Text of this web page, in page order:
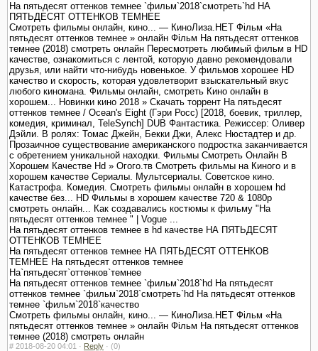
На пятьдесят оттенков темнее `фильм`2018`смотреть`hd НА
ПЯТЬДЕСЯТ ОТТЕНКОВ ТЕМНЕЕ
Смотреть фильмы онлайн, кино... — КиноЛиза.НЕТ Фільм «На
пятьдесят оттенков темнее » онлайн Фільм На пятьдесят оттенков
темнее (2018) смотреть онлайн Пересмотреть любимый фильм в HD
качестве, ознакомиться с лентой, которую давно рекомендовали
друзья, или найти что-нибудь новенькое. У фильмов хорошее HD
качество и скорость, которая удовлетворит взыскательный вкус
любого киномана. Фильмы онлайн, смотреть Кино онлайн в
хорошем... Новинки кино 2018 » Скачать торрент На пятьдесят
оттенков темнее / Ocean's Eight (Гэри Росс) [2018, боевик, триллер,
комедия, криминал, TeleSynch] DUB Фантастика. Режиссер: Оливер
Дэйли. В ролях: Томас Джейн, Бекки Джи, Алекс Нюстадтер и др.
Прозаичное существование американского подростка заканчивается
с обретением уникальной находки. Фильмы Смотреть Онлайн В
Хорошем Качестве Hd » Огого.тв Смотреть фильмы на Киного и в
хорошем качестве Сериалы. Мультсериалы. Советское кино.
Катастрофа. Комедия. Смотреть фильмы онлайн в хорошем hd
качестве без... HD Фильмы в хорошем качестве 720 & 1080p
смотреть онлайн... Как создавались костюмы к фильму "На
пятьдесят оттенков темнее " | Vogue ...
На пятьдесят оттенков темнее в hd качестве НА ПЯТЬДЕСЯТ
ОТТЕНКОВ ТЕМНЕЕ
На пятьдесят оттенков темнее НА ПЯТЬДЕСЯТ ОТТЕНКОВ
ТЕМНЕЕ На пятьдесят оттенков темнее
На`пятьдесят`оттенков`темнее
На пятьдесят оттенков темнее `фильм`2018`hd На пятьдесят
оттенков темнее `фильм`2018`смотреть`hd На пятьдесят оттенков
темнее `фильм`2018`качество
Смотреть фильмы онлайн, кино... — КиноЛиза.НЕТ Фільм «На
пятьдесят оттенков темнее » онлайн Фільм На пятьдесят оттенков
темнее (2018) смотреть онлайн
# 2018-08-20 04:01 · Reply · (0)